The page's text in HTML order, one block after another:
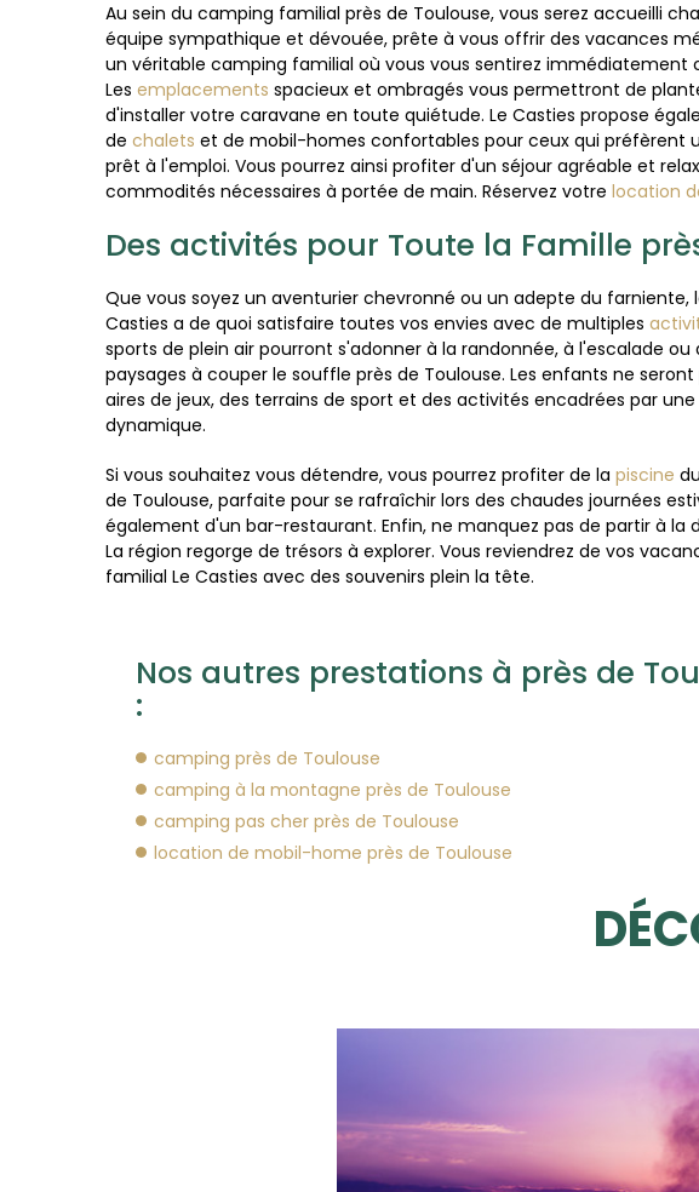
Au sein du camping familial près de Toulouse, vous serez accueilli
équipe sympathique et dévouée, prête à vous offrir des vacances
un véritable camping familial où vous vous sentirez immédiatement
Les emplacements spacieux et ombragés vous permettront de
d'installer votre caravane en toute quiétude. Le Casties propose
de chalets et de mobil-homes confortables pour ceux qui préfèrent
prêt à l'emploi. Vous pourrez ainsi profiter d'un séjour agréable et
commodités nécessaires à portée de main. Réservez votre location
Des activités pour Toute la Famille
Que vous soyez un aventurier chevronné ou un adepte du farniente,
Casties a de quoi satisfaire toutes vos envies avec de multiples
sports de plein air pourront s'adonner à la randonnée, à l'escalade ou
paysages à couper le souffle près de Toulouse. Les enfants ne
aires de jeux, des terrains de sport et des activités encadrées par
dynamique.
Si vous souhaitez vous détendre, vous pourrez profiter de la piscine
de Toulouse, parfaite pour se rafraîchir lors des chaudes journées
également d'un bar-restaurant. Enfin, ne manquez pas de partir à la
La région regorge de trésors à explorer. Vous reviendrez de vos
familial Le Casties avec des souvenirs plein la tête.
Nos autres prestations à près de
:
camping près de Toulouse
camping à la montagne près de Toulouse
camping pas cher près de Toulouse
location de mobil-home près de Toulouse